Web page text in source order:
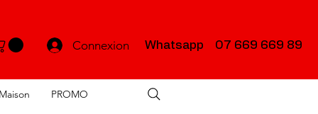
Connexion Whatsapp 07 669 669 89
Maison PROMO